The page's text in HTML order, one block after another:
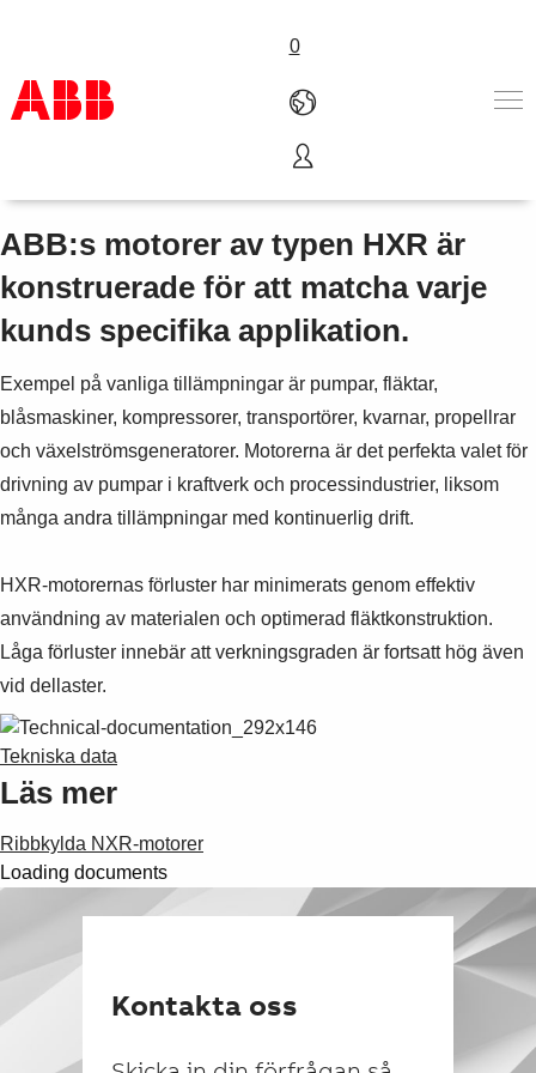
0
Produkter och tjänster
Service
Om ABB
Här kan du köpa
Kontakta oss
Karriär på ABB
Ribbkylda HXR-motorer
ABB:s motorer av typen HXR är
konstruerade för att matcha varje
kunds specifika applikation.
Exempel på vanliga tillämpningar är pumpar, fläktar,
blåsmaskiner, kompressorer, transportörer, kvarnar, propellrar
och växelströmsgeneratorer. Motorerna är det perfekta valet för
drivning av pumpar i kraftverk och processindustrier, liksom
många andra tillämpningar med kontinuerlig drift.
HXR-motorernas förluster har minimerats genom effektiv
användning av materialen och optimerad fläktkonstruktion.
Låga förluster innebär att verkningsgraden är fortsatt hög även
vid dellaster.
Tekniska data
Läs mer
Ribbkylda NXR-motorer
Loading documents
Kontakta oss